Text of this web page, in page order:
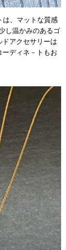
は、マットな質感
し温かみのあるゴ
アクセサリーは
ディネ－トもお